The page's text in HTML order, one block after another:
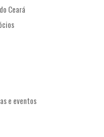
Ceará
e eventos